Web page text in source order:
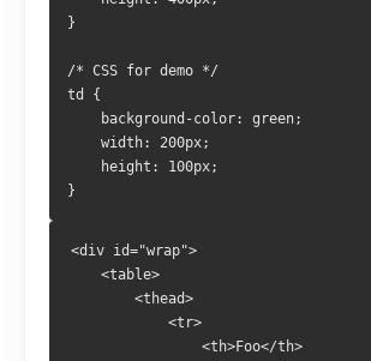
}
/* CSS for demo */
td {
    background-color: green;
    width: 200px;
    height: 100px;
}
<div id="wrap">
    <table>
        <thead>
            <tr>
                <th>Foo</th>